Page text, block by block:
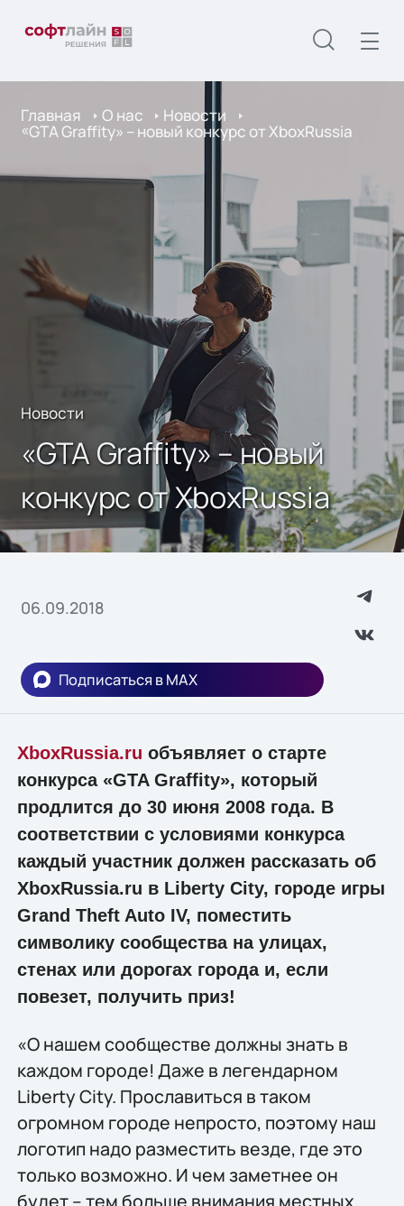
Главная О нас Новости
«GTA Graffity» – новый конкурс от XboxRussia
Новости
«GTA Graffity» – новый
конкурс от XboxRussia
06.09.2018
Подписаться в MAX
XboxRussia.ru объявляет о старте
конкурса «GTA Graffity», который
продлится до 30 июня 2008 года. В
соответствии с условиями конкурса
каждый участник должен рассказать об
XboxRussia.ru в Liberty City, городе игры
Grand Theft Auto IV, поместить
символику сообщества на улицах,
стенах или дорогах города и, если
повезет, получить приз!
«О нашем сообществе должны знать в
каждом городе! Даже в легендарном
Liberty City. Прославиться в таком
огромном городе непросто, поэтому наш
логотип надо разместить везде, где это
только возможно. И чем заметнее он
будет – тем больше внимания местных